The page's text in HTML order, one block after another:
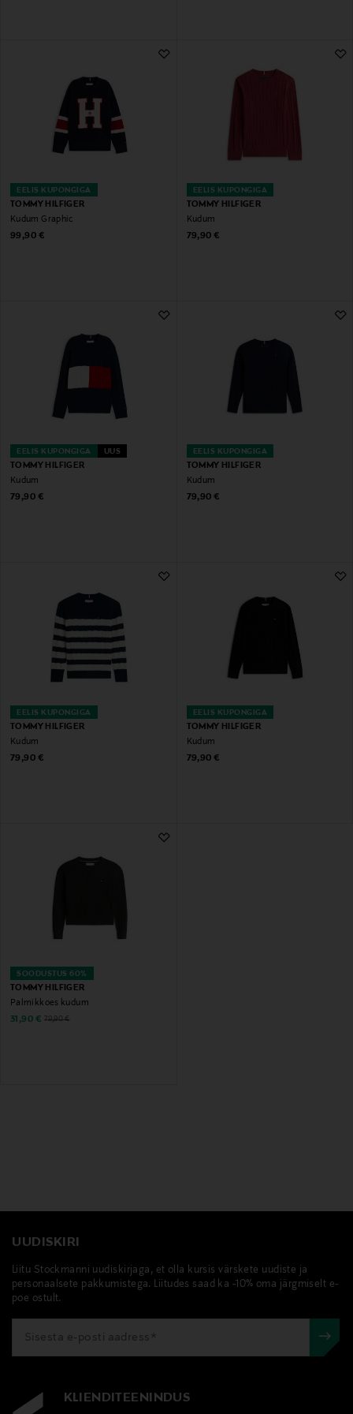
EELIS KUPONGIGA
TOMMY HILFIGER
Kudum Graphic
Original Price
99,90 €
EELIS KUPONGIGA
TOMMY HILFIGER
Kudum
Original Price
79,90 €
EELIS KUPONGIGA UUS
TOMMY HILFIGER
Kudum
Original Price
79,90 €
EELIS KUPONGIGA
TOMMY HILFIGER
Kudum
Original Price
79,90 €
EELIS KUPONGIGA
TOMMY HILFIGER
Kudum
Original Price
79,90 €
EELIS KUPONGIGA
TOMMY HILFIGER
Kudum
Original Price
79,90 €
SOODUSTUS 60%
TOMMY HILFIGER
Palmikkoes kudum
Discounted Price
31,90 € Original Price
79,90 €
UUDISKIRI
Liitu Stockmanni uudiskirjaga, et olla kursis värskete uudiste ja
personaalsete pakkumistega. Liitudes saad ka -10% oma järgmiselt e-
poe ostult.
KLIENDITEENINDUS